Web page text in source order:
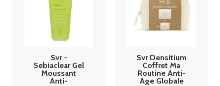
Svr -
Sebiaclear Gel
Moussant
Anti-
Svr Densitium
Coffret Ma
Routine Anti-
Age Globale